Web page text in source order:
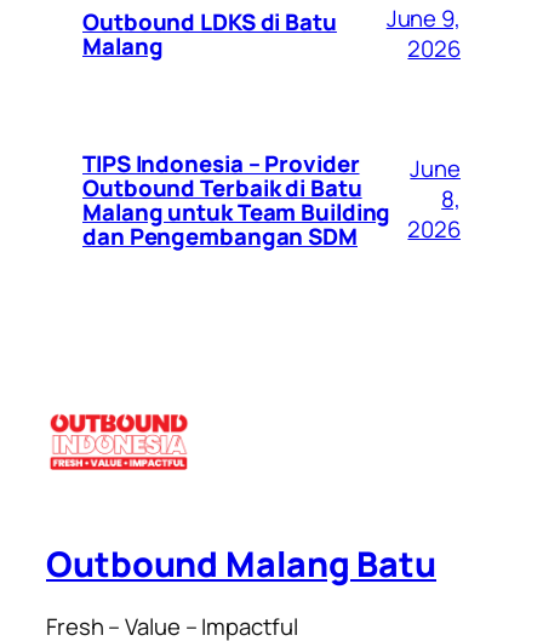
Outbound LDKS di Batu
Malang
June 9,
2026
TIPS Indonesia – Provider
Outbound Terbaik di Batu
Malang untuk Team Building
dan Pengembangan SDM
June
8,
2026
Outbound Malang Batu
Fresh – Value – Impactful